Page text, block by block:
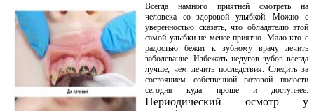
Всегда намного приятней смотреть на
человека со здоровой улыбкой. Можно с
уверенностью сказать, что обладателю этой
самой улыбки не менее приятно. Мало кто с
радостью бежит к зубному врачу лечить
заболевание. Избежать недугов зубов всегда
лучше, чем лечить последствия. Следить за
состоянием собственной ротовой полости
сегодня куда проще и доступнее.
Периодический осмотр у